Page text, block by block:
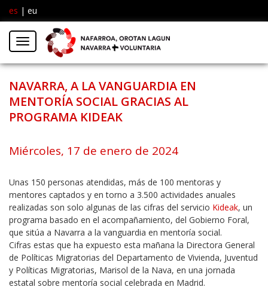
es | eu
Menú
NAVARRA, A LA VANGUARDIA EN
MENTORÍA SOCIAL GRACIAS AL
PROGRAMA KIDEAK
Miércoles, 17 de enero de 2024
Unas 150 personas atendidas, más de 100 mentoras y
mentores captados y en torno a 3.500 actividades anuales
realizadas son solo algunas de las cifras del servicio Kideak, un
programa basado en el acompañamiento, del Gobierno Foral,
que sitúa a Navarra a la vanguardia en mentoría social.
Cifras estas que ha expuesto esta mañana la Directora General
de Políticas Migratorias del Departamento de Vivienda, Juventud
y Políticas Migratorias, Marisol de la Nava, en una jornada
estatal sobre mentoría social celebrada en Madrid.